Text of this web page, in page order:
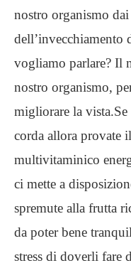
nostro organismo
dell’invecchiamento
vogliamo parlare? Il
nostro organismo,
migliorare la
corda allora provate
multivitaminico
ci mette a
spremute alla frutta
da poter bene
stress di doverli fare